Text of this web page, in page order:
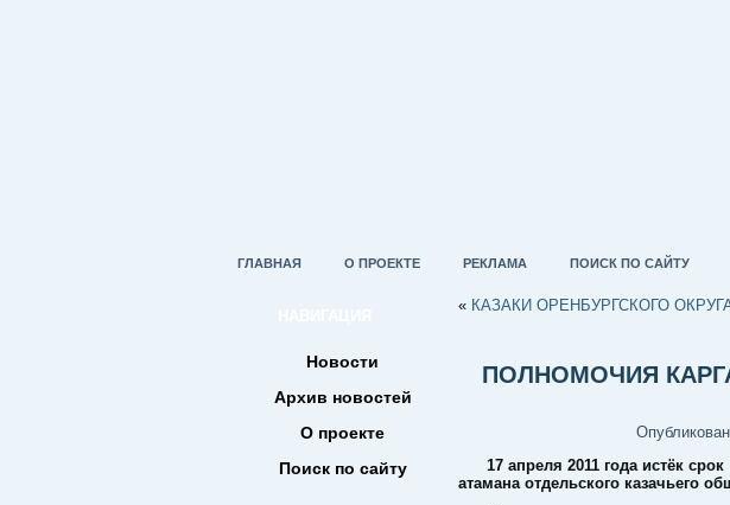
ГЛАВНАЯ О ПРОЕКТЕ РЕКЛАМА ПОИСК ПО САЙТУ
Новости
Архив новостей
О проекте
Поиск по сайту
« КАЗАКИ ОРЕНБУРГСКОГО
ПОЛНОМОЧИЯ
17 апреля 2011 года истёк
атамана отдельского казачьего